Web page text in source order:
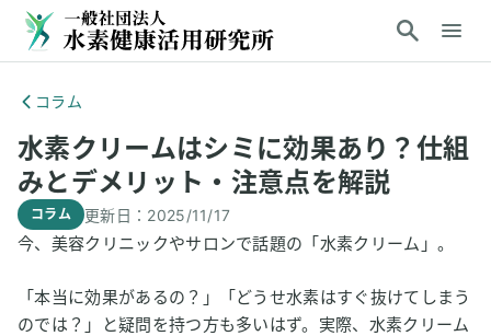
コラム
水素クリームはシミに効果あり？仕組
みとデメリット・注意点を解説
コラム 更新日： 2025/11/17
今、美容クリニックやサロンで話題の「水素クリーム」。
「本当に効果があるの？」「どうせ水素はすぐ抜けてしまう
のでは？」と疑問を持つ方も多いはず。実際、水素クリーム